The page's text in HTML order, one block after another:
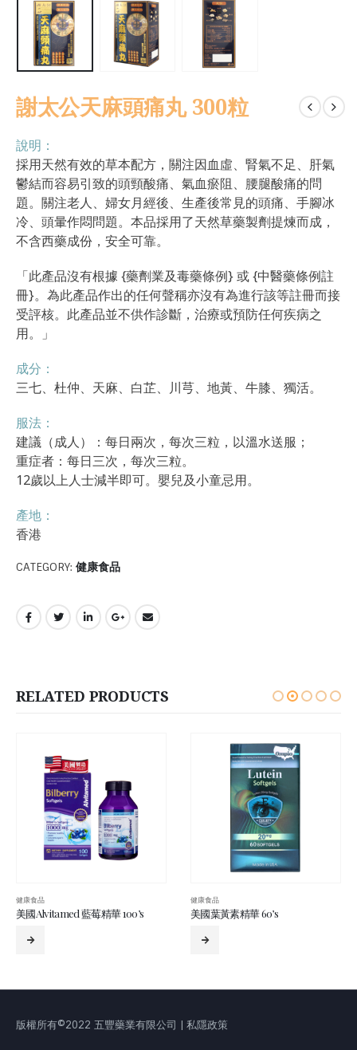
謝太公天麻頭痛丸 300粒
說明：
採用天然有效的草本配方，關注因血虛、腎氣不足、肝氣
鬱結而容易引致的頭頸酸痛、氣血瘀阻、腰腿酸痛的問
題。關注老人、婦女月經後、生產後常見的頭痛、手腳冰
冷、頭暈作悶問題。本品採用了天然草藥製劑提煉而成，
不含西藥成份，安全可靠。
「此產品沒有根據 {藥劑業及毒藥條例} 或 {中醫藥條例註
冊}。為此產品作出的任何聲稱亦沒有為進行該等註冊而接
受評核。此產品並不供作診斷，治療或預防任何疾病之
用。」
成分：
三七、杜仲、天麻、白芷、川芎、地黃、牛膝、獨活。
服法：
建議（成人）：每日兩次，每次三粒，以溫水送服；
重症者：每日三次，每次三粒。
12歲以上人士減半即可。嬰兒及小童忌用。
產地：
香港
CATEGORY: 健康食品
RELATED PRODUCTS
健康食品
美國葉黃素精華 60’s
健康食品
版權所有©2022 五豐藥業有限公司 | 私隱政策